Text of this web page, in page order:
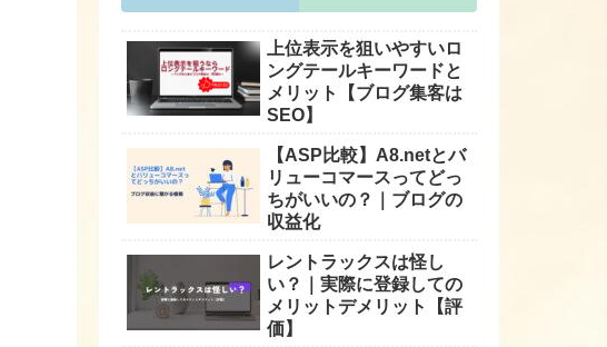
上位表示を狙いやすいロ
ングテールキーワードと
メリット【ブログ集客は
SEO】
【ASP比較】A8.netとバ
リューコマースってどっ
ちがいいの？｜ブログの
収益化
レントラックスは怪し
い？｜実際に登録しての
メリットデメリット【評
価】